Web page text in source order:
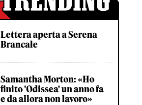
Lettera aperta a Serena
Brancale
Samantha Morton: «Ho
finito 'Odissea' un anno fa
e da allora non lavoro»